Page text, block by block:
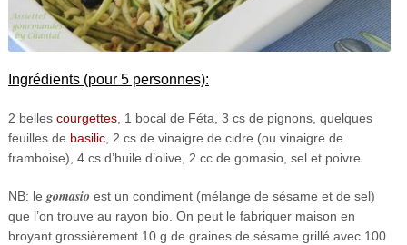
Ingrédients (pour 5 personnes):
2 belles courgettes, 1 bocal de Féta, 3 cs de pignons, quelques
feuilles de basilic, 2 cs de vinaigre de cidre (ou vinaigre de
framboise), 4 cs d’huile d’olive, 2 cc de gomasio, sel et poivre
NB: le gomasio est un condiment (mélange de sésame et de sel)
que l’on trouve au rayon bio. On peut le fabriquer maison en
broyant grossièrement 10 g de graines de sésame grillé avec 100